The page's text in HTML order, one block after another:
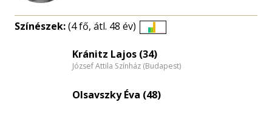
Színészek:(4 fő, átl. 48 év)
eloszlás
nagyítása
Kránitz Lajos (34)
József Attila Színház (Budapest)
Olsavszky Éva (48)